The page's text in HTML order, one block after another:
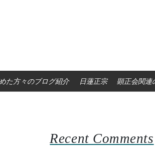
た方々のブログ紹介 日蓮正宗 顕正会関連
Recent Comments